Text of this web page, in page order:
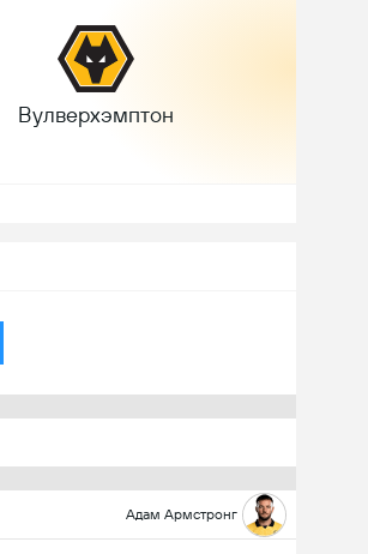
Вулверхэмптон
Адам Армстронг